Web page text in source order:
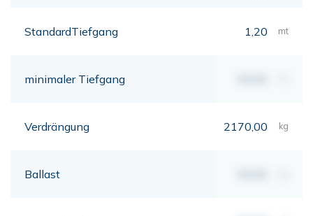
StandardTiefgang 1,20 mt
minimaler Tiefgang
Verdrängung 2170,00 kg
Ballast